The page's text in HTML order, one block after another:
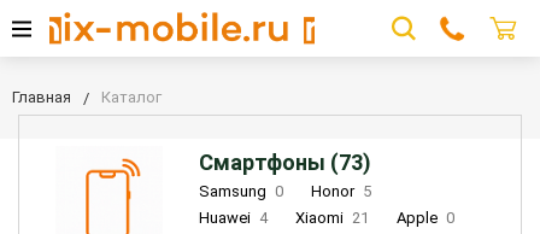
Главная Каталог
Смартфоны (73)
Samsung 0 Honor 5
Huawei 4 Xiaomi 21 Apple 0